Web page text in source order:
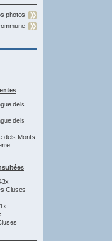
photos
dels
dels
dels Monts
Cluses